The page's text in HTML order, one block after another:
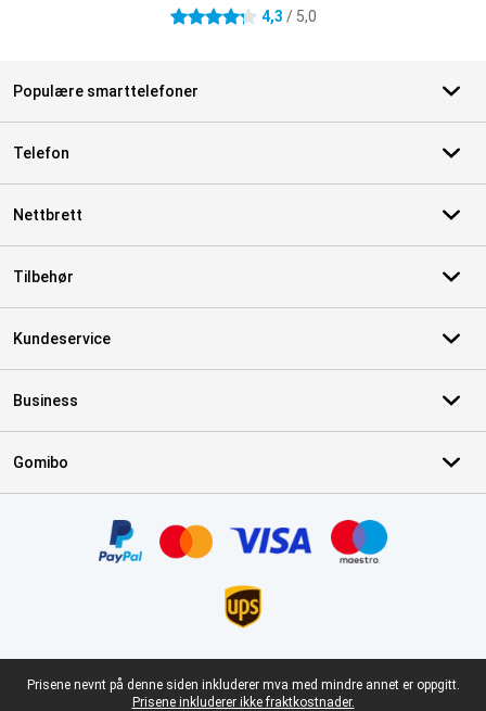
4.3 stjerner 4,3 / 5,0
Populære smarttelefoner
Telefon
Nettbrett
Tilbehør
Kundeservice
Business
Gomibo
Juridisk bunntekst
Prisene nevnt på denne siden inkluderer mva med mindre annet er oppgitt.
Prisene inkluderer ikke fraktkostnader.